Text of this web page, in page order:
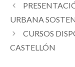
URBANA
CURSOS
CASTELLÓN